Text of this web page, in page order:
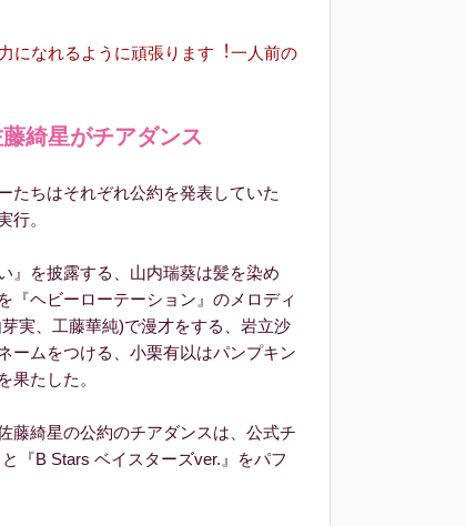
になれるように頑張ります︕⼀⼈前の
綺星がチアダンス
ちはそれぞれ公約を発表していた
行。
』を披露する、山内瑞葵は髪を染め
『ヘビーローテーション』のメロディ
実、工藤華純)で漫才をする、岩立沙
ームをつける、小栗有以はパンプキン
果たした。
藤綺星の公約のチアダンスは、公式チ
『B Stars ベイスターズver.』をパフ